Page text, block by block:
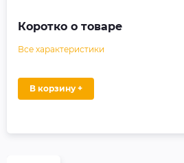
Коротко о товаре
Все характеристики
В корзину +